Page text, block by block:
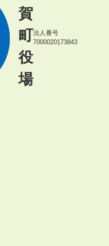
賀
町
役
場
法人番号
7000020173843